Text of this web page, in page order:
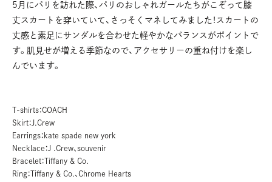
5月にパリを訪れた際、パリのおしゃれガールたちがこぞって膝
丈スカートを穿いていて、さっそくマネしてみました！スカートの
丈感と素足にサンダルを合わせた軽やかなバランスがポイントで
す。肌見せが増える季節なので、アクセサリーの重ね付けを楽し
んでいます。
T-shirts：COACH
Skirt：J.Crew
Earrings：kate spade new york
Necklace：J .Crew、souvenir
Bracelet：Tiffany & Co.
Ring：Tiffany & Co.、Chrome Hearts